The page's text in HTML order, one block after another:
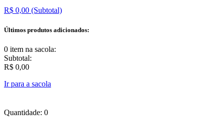
R$ 0,00 (Subtotal)
Últimos produtos adicionados:
0 item na sacola:
Subtotal:
R$ 0,00
Ir para a sacola
Quantidade: 0